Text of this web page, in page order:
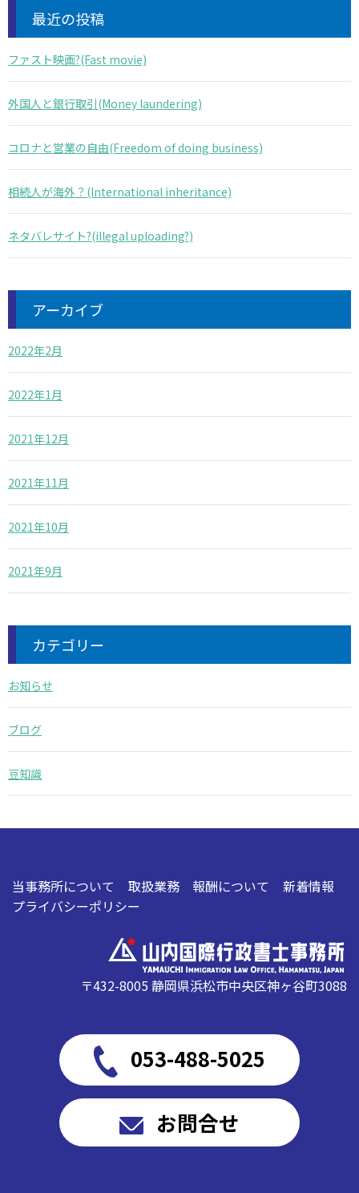
最近の投稿
ファスト映画?(Fast movie)
外国人と銀行取引(Money laundering)
コロナと営業の自由(Freedom of doing business)
相続人が海外？(International inheritance)
ネタバレサイト?(illegal uploading?)
アーカイブ
2022年2月
2022年1月
2021年12月
2021年11月
2021年10月
2021年9月
カテゴリー
お知らせ
ブログ
豆知識
当事務所について 取扱業務 報酬について
新着情報
プライバシーポリシー
〒432-8005 静岡県浜松市中央区神ヶ谷町3088
053-488-5025
お問合せ